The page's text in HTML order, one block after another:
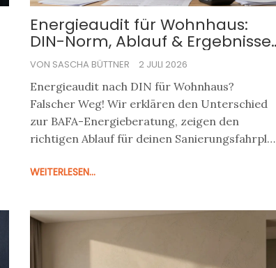
Energieaudit für Wohnhaus:
DIN-Norm, Ablauf & Ergebnisse
richtig verstehen
VON SASCHA BÜTTNER 2 JULI 2026
Energieaudit nach DIN für Wohnhaus?
Falscher Weg! Wir erklären den Unterschied
zur BAFA-Energieberatung, zeigen den
richtigen Ablauf für deinen Sanierungsfahrplan
WEITERLESEN...